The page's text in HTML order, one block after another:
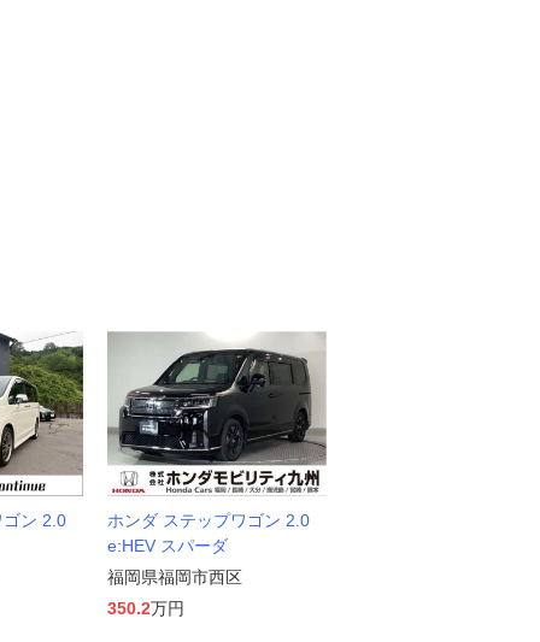
ゴン 2.0
ホンダ ステップワゴン 2.0
e:HEV スパーダ
福岡県福岡市西区
350.2万円